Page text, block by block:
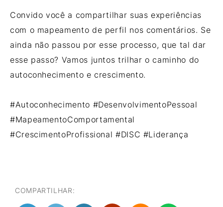
Convido você a compartilhar suas experiências
com o mapeamento de perfil nos comentários. Se
ainda não passou por esse processo, que tal dar
esse passo? Vamos juntos trilhar o caminho do
autoconhecimento e crescimento.
#Autoconhecimento #DesenvolvimentoPessoal
#MapeamentoComportamental
#CrescimentoProfissional #DISC #Liderança
COMPARTILHAR: